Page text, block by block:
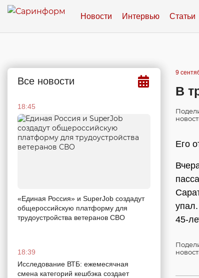
Новости Интервью Статьи
Все новости
18:45
«Единая Россия» и SuperJob создадут
общероссийскую платформу для
трудоустройства ветеранов СВО
18:39
Исследование ВТБ: ежемесячная
смена категорий кешбэка создает
9
В
Его
45-